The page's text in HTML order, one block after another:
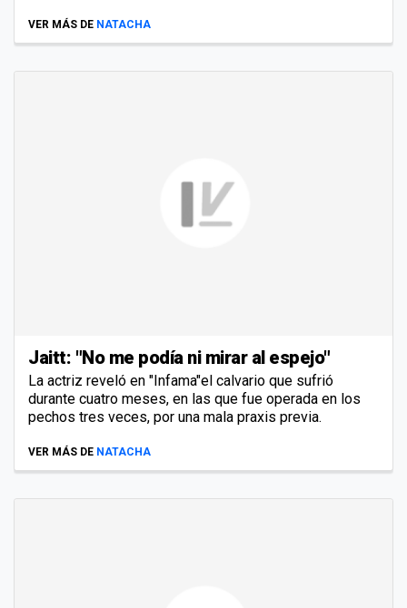
VER MÁS DE NATACHA
Jaitt: "No me podía ni mirar al espejo"
La actriz reveló en "Infama"el calvario que sufrió
durante cuatro meses, en las que fue operada en los
pechos tres veces, por una mala praxis previa.
VER MÁS DE NATACHA